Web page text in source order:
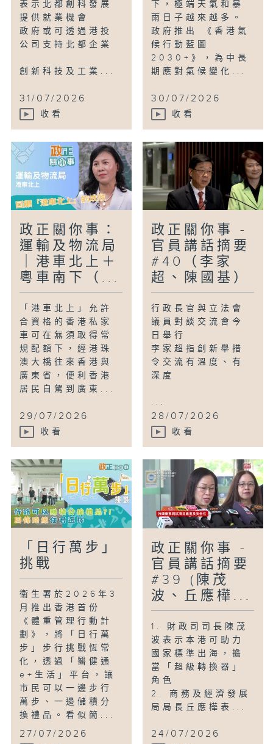
表示北都創科發展
提供就業機會
政府或可透過港投
公司支持北都企業
創新科技及工業...
31/07/2026
收看
下，極端天氣和暴
雨日子越來越多。
政府推出 《香港氣
候行動藍圖
2030+》，為中長
期應對氣候變化...
30/07/2026
收看
政正關你事：
運輸及物流局
｜港車北上＋
粵車南下（...
「港車北上」允許
合資格的香港私家
車可在無須取得常
規配額下，經港珠
澳大橋往來香港與
廣東省，便利香港
居民自駕到廣東...
29/07/2026
收看
政正關你事 -
官員講話摘要
#40（李家
超、陳國基）
行政長官與立法會
議員對談交流會今
日舉行
李家超指創新舉措
令交流有溫度、有
深度
...
28/07/2026
收看
「日行萬步」
挑戰
衞生署於2026年3
月推出香港首份
《體重管理行動計
劃》，將「日行萬
步」步行挑戰恆常
化，透過「醫健通
e+生活」平台，讓
市民可以一邊步行
萬步、一邊儲積分
換禮品。看似簡...
27/07/2026
政正關你事 -
官員講話摘要
#39 (陳茂
波、丘應樺...
1. 財政司司長陳茂
波表示本港可助力
國家標準出海，擔
當「超級轉換器」
角色
2. 商務及經濟發展
局局長丘應樺表...
24/07/2026